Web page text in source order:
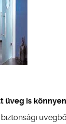
üveg is